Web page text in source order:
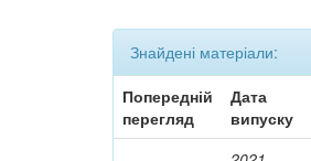
Знайдені матеріали:
Попередній
перегляд
Дата
випуску